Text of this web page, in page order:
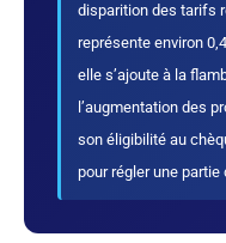
disparition des tarifs
représente environ
elle s’ajoute à la
l’augmentation des
son éligibilité au
pour régler une